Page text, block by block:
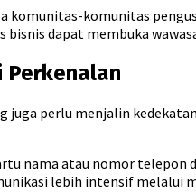
komunitas-komunitas
bisnis dapat membuka
juga perlu menjalin
nama atau nomor telepon
lebih intensif melalui